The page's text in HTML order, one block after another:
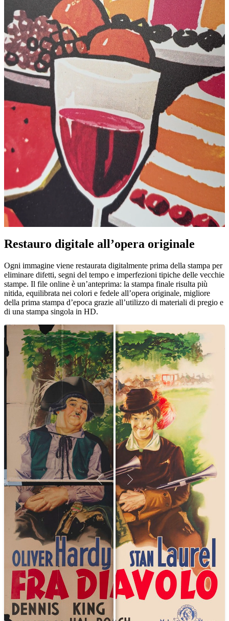
Pause
Restauro digitale all’opera originale
Ogni immagine viene restaurata digitalmente prima della stampa per
eliminare difetti, segni del tempo e imperfezioni tipiche delle vecchie
stampe. Il file online è un’anteprima: la stampa finale risulta più
nitida, equilibrata nei colori e fedele all’opera originale, migliore
della prima stampa d’epoca grazie all’utilizzo di materiali di pregio e
di una stampa singola in HD.